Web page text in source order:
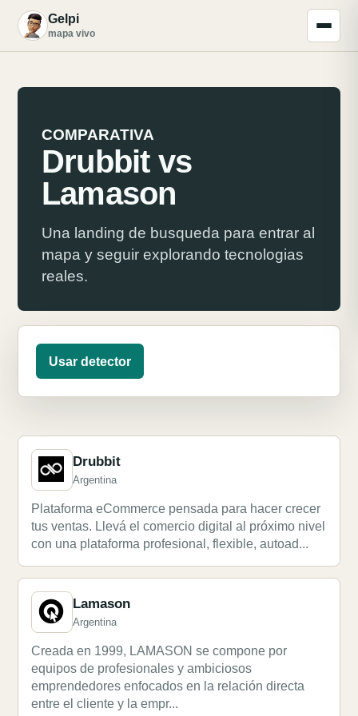
G Gelpi
mapa vivo
COMPARATIVA
Drubbit vs
Lamason
Una landing de busqueda para entrar al
mapa y seguir explorando tecnologias
reales.
Usar detector
Drubbit
Argentina
Plataforma eCommerce pensada para hacer crecer
tus ventas. Llevá el comercio digital al próximo nivel
con una plataforma profesional, flexible, autoad...
Lamason
Argentina
Creada en 1999, LAMASON se compone por
equipos de profesionales y ambiciosos
emprendedores enfocados en la relación directa
entre el cliente y la empr...